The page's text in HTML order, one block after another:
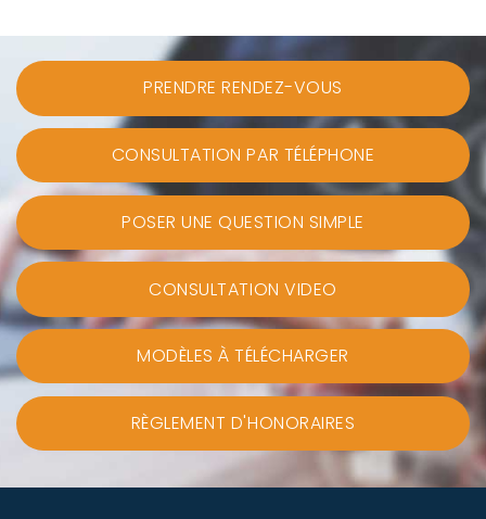
PRENDRE RENDEZ-VOUS
CONSULTATION PAR TÉLÉPHONE
POSER UNE QUESTION SIMPLE
CONSULTATION VIDEO
MODÈLES À TÉLÉCHARGER
RÈGLEMENT D'HONORAIRES